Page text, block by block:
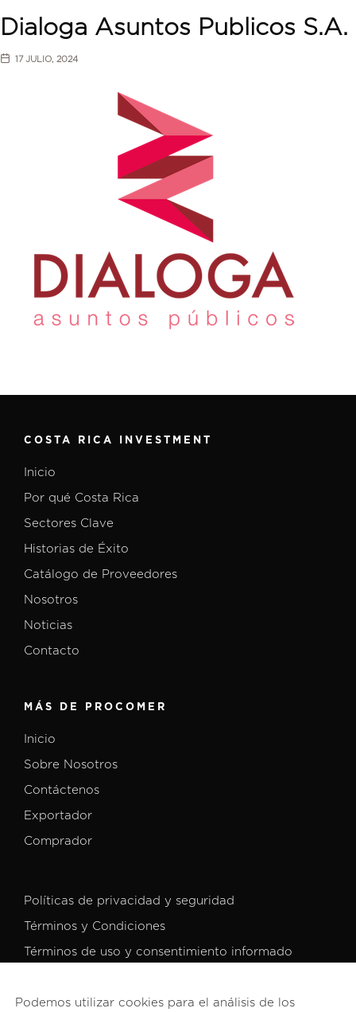
Dialoga Asuntos Publicos S.A.
17 JULIO, 2024
COSTA RICA INVESTMENT
Inicio
Por qué Costa Rica
Sectores Clave
Historias de Éxito
Catálogo de Proveedores
Nosotros
Noticias
Contacto
MÁS DE PROCOMER
Inicio
Sobre Nosotros
Contáctenos
Exportador
Comprador
Políticas de privacidad y seguridad
Términos y Condiciones
Términos de uso y consentimiento informado
Podemos utilizar cookies para el análisis de los